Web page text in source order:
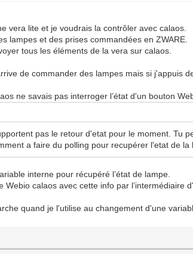
vera lite et je voudrais la contrôler avec calaos.
lampes et des prises commandées en ZWARE.
tous les éléments de la vera sur calaos.
de commander des lampes mais si j'appuis
ne savais pas interroger l’état d'un bouton
pas le retour d'etat pour le moment. Tu
a faire du polling pour recupérer l'etat de la
interne pour récupéré l’état de lampe.
Webio calaos avec cette info par l’intermédiaire
quand je l'utilise au changement d'une